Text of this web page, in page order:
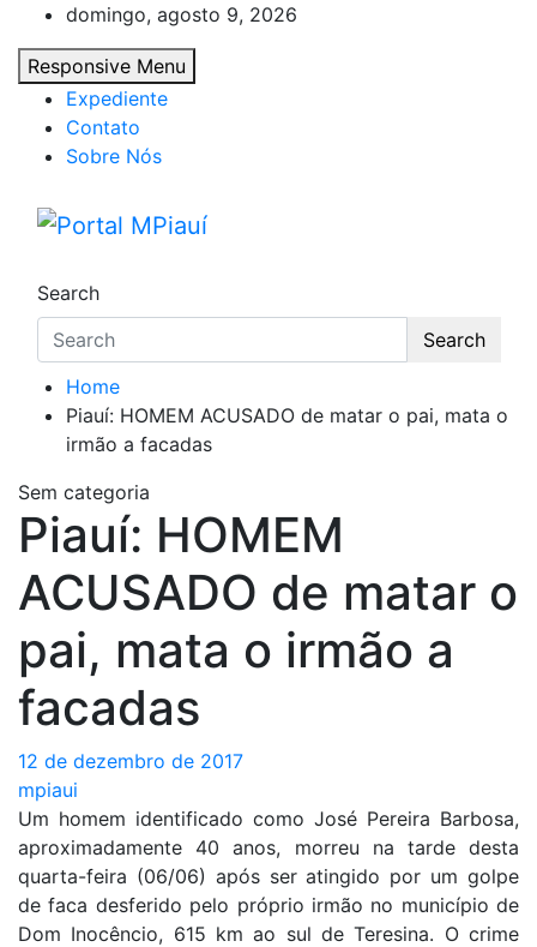
content
domingo, agosto 9, 2026
Responsive Menu
Expediente
Contato
Sobre Nós
Search
Search
Home
Piauí: HOMEM ACUSADO de matar o pai, mata o
irmão a facadas
Sem categoria
Piauí: HOMEM
ACUSADO de matar o
pai, mata o irmão a
facadas
12 de dezembro de 2017
mpiaui
Um homem identificado como José Pereira Barbosa,
aproximadamente 40 anos, morreu na tarde desta
quarta-feira (06/06) após ser atingido por um golpe
de faca desferido pelo próprio irmão no município de
Dom Inocêncio, 615 km ao sul de Teresina. O crime